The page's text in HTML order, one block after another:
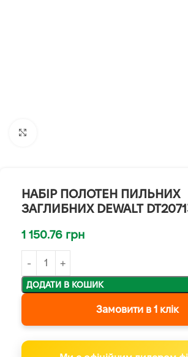
НАБІР ПОЛОТЕН ПИЛЬНИХ
ЗАГЛИБНИХ DEWALT
1 150.76 грн
ДОДАТИ В КОШИК
Замовити в 1 клік